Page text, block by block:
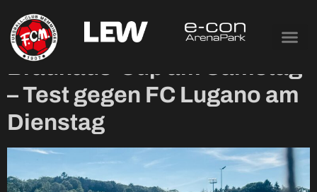
Tag: 3. Juli 2026
Brauhaus-Cup am Samstag
– Test gegen FC Lugano am
Dienstag